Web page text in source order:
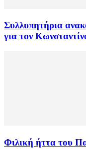
Συλλυπητήρια
για τον
Φιλική ήττα του